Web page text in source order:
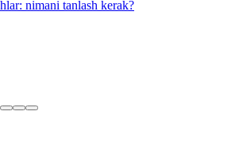
nimani tanlash kerak?